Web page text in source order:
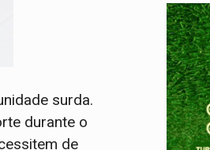
surda.
durante o
de